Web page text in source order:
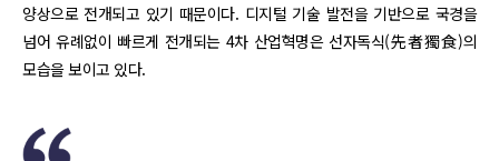
양상으로 전개되고 있기 때문이다. 디지털 기술 발전을 기반으로 국경을
넘어 유례없이 빠르게 전개되는 4차 산업혁명은 선자독식(先者獨食)의
모습을 보이고 있다.